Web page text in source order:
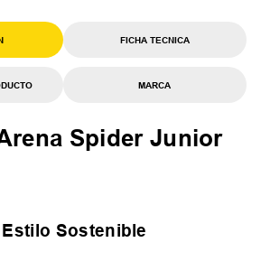
FICHA TECNICA
MARCA
Spider Junior
Sostenible